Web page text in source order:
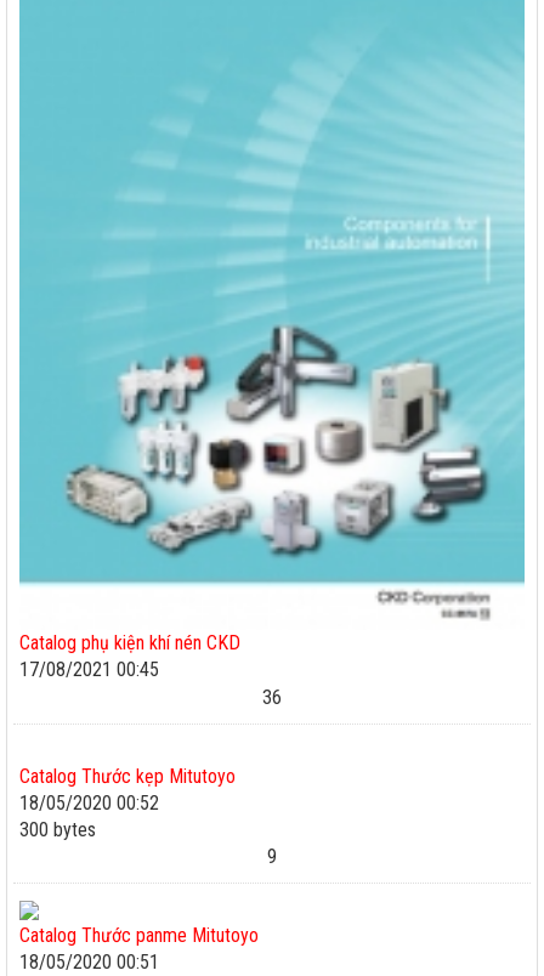
Catalog phụ kiện khí nén CKD
17/08/2021 00:45
36
Catalog Thước kẹp Mitutoyo
18/05/2020 00:52
300 bytes
9
Catalog Thước panme Mitutoyo
18/05/2020 00:51